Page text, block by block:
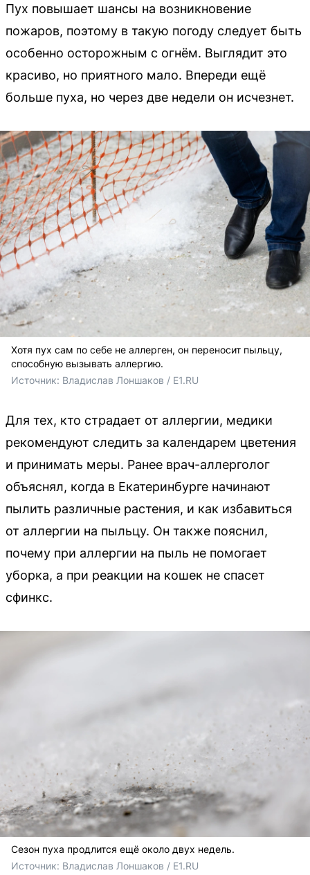
Пух повышает шансы на возникновение
пожаров, поэтому в такую погоду следует быть
особенно осторожным с огнём. Выглядит это
красиво, но приятного мало. Впереди ещё
больше пуха, но через две недели он исчезнет.
Хотя пух сам по себе не аллерген, он переносит пыльцу,
способную вызывать аллергию.
Источник: Владислав Лоншаков / E1.RU
Для тех, кто страдает от аллергии, медики
рекомендуют следить за календарем цветения
и принимать меры. Ранее врач-аллерголог
объяснял, когда в Екатеринбурге начинают
пылить различные растения, и как избавиться
от аллергии на пыльцу. Он также пояснил,
почему при аллергии на пыль не помогает
уборка, а при реакции на кошек не спасет
сфинкс.
Сезон пуха продлится ещё около двух недель.
Источник: Владислав Лоншаков / E1.RU